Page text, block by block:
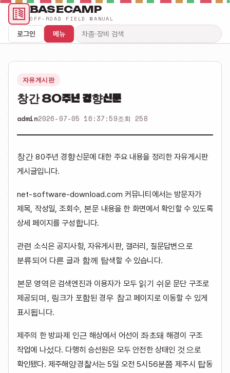
BASECAMP
OFF-ROAD FIELD MANUAL
검색어
로그인 메뉴
자유게시판
창간 80주년 경향신문
admin2026-07-05 16:37:59조회 258
창간 80주년 경향신문에 대한 주요 내용을 정리한 자유게시판
게시글입니다.
net-software-download.com 커뮤니티에서는 방문자가
제목, 작성일, 조회수, 본문 내용을 한 화면에서 확인할 수 있도록
상세 페이지를 구성합니다.
관련 소식은 공지사항, 자유게시판, 갤러리, 질문답변으로
분류되어 다른 글과 함께 탐색할 수 있습니다.
본문 영역은 검색엔진과 이용자가 모두 읽기 쉬운 문단 구조로
제공되며, 링크가 포함된 경우 참고 페이지로 이동할 수 있게
표시됩니다.
제주의 한 방파제 인근 해상에서 어선이 좌초돼 해경이 구조
작업에 나섰다. 다행히 승선원은 모두 안전한 상태인 것으로
확인됐다. 제주해양경찰서는 5일 오전 5시56분쯤 제주시 탑동